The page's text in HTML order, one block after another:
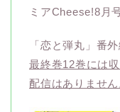
ミアCheese!8月
「恋と弾丸」番
最終巻12巻には
配信はありません